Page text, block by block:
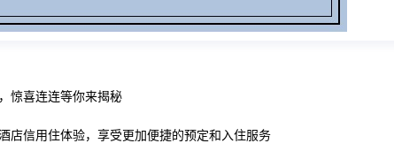
惊喜连连等你来揭秘
店信用住体验，享受更加便捷的预定和入住服务